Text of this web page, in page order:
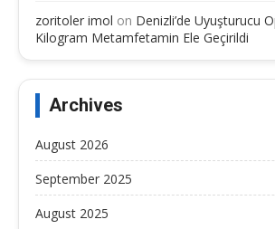
zoritoler imol on Denizli’de Uyuşturucu
Kilogram Metamfetamin Ele Geçirildi
Archives
August 2026
September 2025
August 2025